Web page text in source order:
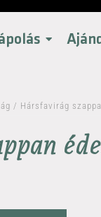
/ Hársfavirág